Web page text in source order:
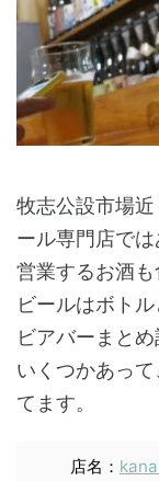
牧志公設市場
ール専門店で
営業するお酒
ビールはボト
ビアバーまと
いくつかあっ
てます。
店名： kana